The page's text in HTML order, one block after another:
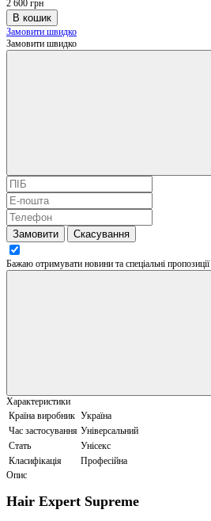
2 600 грн
В кошик
Замовити швидко
Замовити швидко
Замовити Скасування
Бажаю отримувати новини та спеціальні пропозиції
Характеристики
Країна виробник Україна
Час застосування Універсальний
Стать
Унісекс
Класифікація
Професійна
Опис
Hair Expert Supreme